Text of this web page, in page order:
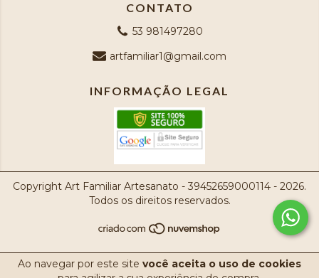
Ao navegar por este site você aceita o uso de cookies
CONTATO
53 981497280
artfamiliar1@gmail.com
INFORMAÇÃO LEGAL
Copyright Art Familiar Artesanato - 39452659000114 - 2026.
Todos os direitos reservados.